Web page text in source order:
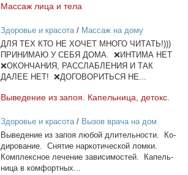
Мас­саж ли­ца и те­ла
Здоровье и красота/ Массаж на дому
ДЛЯ ТЕХ КТО НЕ ХОЧЕТ МНОГО ЧИТАТЬ!)))
ПРИНИМАЮ У СЕБЯ ДОМА. ❌ИНТИМА НЕТ
❌ОКОНЧАНИЯ, РАССЛАБЛЕНИЯ И ТАК
ДАЛЕЕ НЕТ! ❌ДОГОВОРИТЬСЯ НЕ...
Вы­ве­де­ние из за­поя. Ка­пель­ни­ца, де­токс.
Здоровье и красота/ Вызов врача на дом
Вы­ве­де­ние из за­поя лю­бой дли­тель­но­сти. Ко­
ди­ро­ва­ние. Сня­тие нар­ко­ти­че­ской лом­ки.
Ком­плекс­ное ле­че­ние за­ви­си­мо­стей. Ка­пель­
ни­ца в ком­форт­ных...